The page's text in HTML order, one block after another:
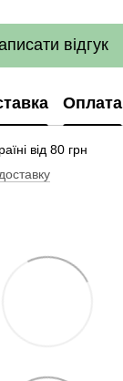
відгук
Оплата
від 80 грн